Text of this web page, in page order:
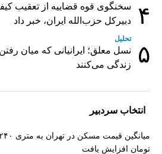
۴
سخنگوی قوه قضاییه از تعقیب
دبیر‌کل حزب‌الله ایران، خبر داد
۵
تحلیل
نسل معلق؛ ایرانیانی که میان
زندگی می‌کنند
انتخاب سردبیر
تومان افزایش یافت